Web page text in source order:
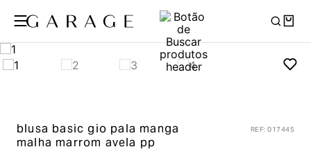
blusa basic gio pala manga
malha marrom avela pp
REF:017445